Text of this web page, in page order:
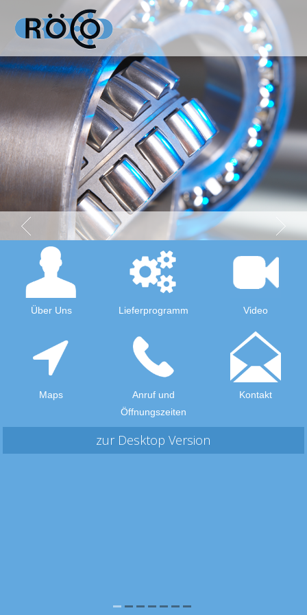
Über Uns Lieferprogramm Video
Maps
Anruf und
Öffnungszeiten
Kontakt
zur Desktop Version